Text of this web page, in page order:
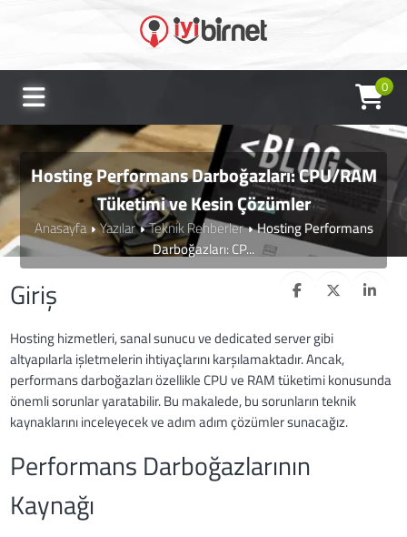
0
Hosting Performans Darboğazları: CPU/RAM
Tüketimi ve Kesin Çözümler
Anasayfa Yazılar Teknik Rehberler
Hosting Performans
Darboğazları: CP...
Giriş
Hosting hizmetleri, sanal sunucu ve dedicated server gibi
altyapılarla işletmelerin ihtiyaçlarını karşılamaktadır. Ancak,
performans darboğazları özellikle CPU ve RAM tüketimi konusunda
önemli sorunlar yaratabilir. Bu makalede, bu sorunların teknik
kaynaklarını inceleyecek ve adım adım çözümler sunacağız.
Performans Darboğazlarının
Kaynağı